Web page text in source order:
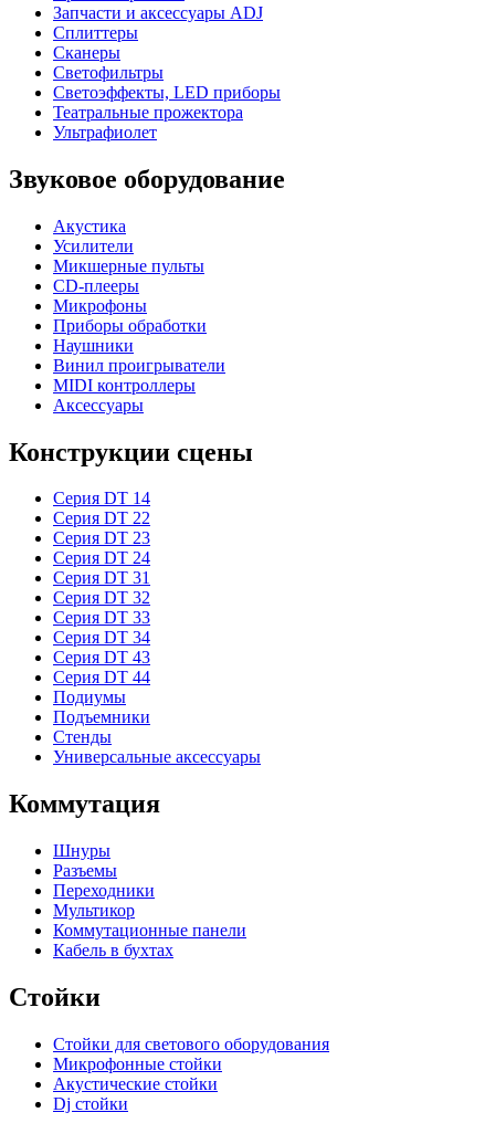
Запчасти и аксессуары ADJ
Сплиттеры
Сканеры
Светофильтры
Светоэффекты, LED приборы
Театральные прожектора
Ультрафиолет
Звуковое оборудование
Акустика
Усилители
Микшерные пульты
CD-плееры
Микрофоны
Приборы обработки
Наушники
Винил проигрыватели
MIDI контроллеры
Аксессуары
Конструкции сцены
Серия DT 14
Серия DT 22
Серия DT 23
Серия DT 24
Серия DT 31
Серия DT 32
Серия DT 33
Серия DT 34
Серия DT 43
Серия DT 44
Подиумы
Подъемники
Стенды
Универсальные аксессуары
Коммутация
Шнуры
Разъемы
Переходники
Мультикор
Коммутационные панели
Кабель в бухтах
Стойки
Стойки для светового оборудования
Микрофонные стойки
Акустические стойки
Dj стойки